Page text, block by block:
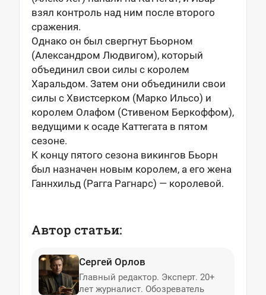
взял контроль над ним после второго
сражения.
Однако он был свергнут Бьорном
(Александром Людвигом), который
объединил свои силы с королем
Харальдом. Затем они объединили свои
силы с Хвистсерком (Марко Ильсо) и
королем Олафом (Стивеном Беркоффом),
ведущими к осаде Каттегата в пятом
сезоне.
К концу пятого сезона викингов Бьорн
был назначен новым королем, а его жена
Ганнхильд (Рагга Рагнарс) — королевой.
Автор статьи:
Сергей Орлов
Главный редактор. Эксперт. 20+
лет журналист. Обозреватель